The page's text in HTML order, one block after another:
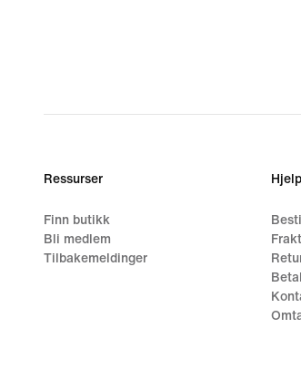
Ressurser
Finn butikk
Bli medlem
Tilbakemeldinger
Hjelp